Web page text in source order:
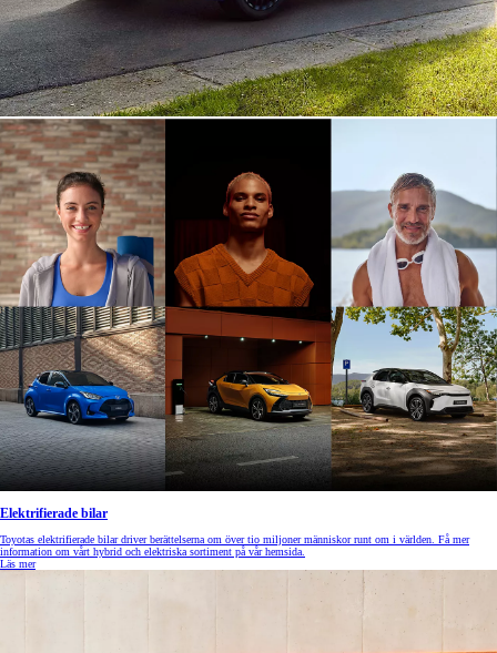
Elektrifierade bilar
Toyotas elektrifierade bilar driver berättelserna om över tio miljoner människor runt om i världen. Få mer
information om vårt hybrid och elektriska sortiment på vår hemsida.
Läs mer